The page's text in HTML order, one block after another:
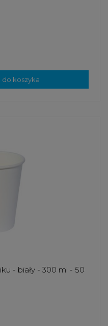
do koszyka
- biały - 300 ml - 50